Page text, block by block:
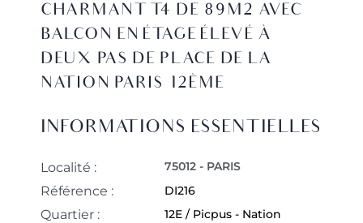
CHARMANT T4 DE 89M2 AVEC
BALCON EN ÉTAGE ÉLEVÉ À
DEUX PAS DE PLACE DE LA
NATION PARIS 12ÈME
INFORMATIONS ESSENTIELLES
Localité : 75012 - PARIS
Référence : DI216
Quartier : 12E / Picpus - Nation